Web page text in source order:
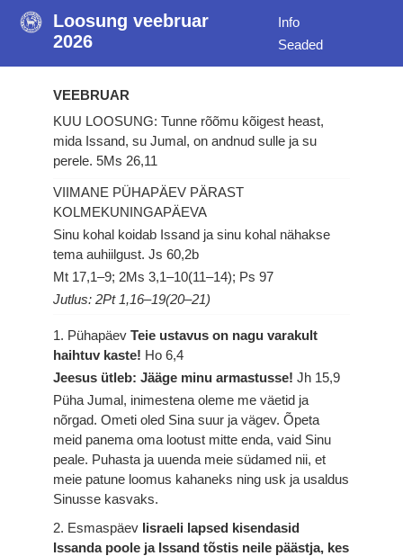
Loosung veebruar
2026
Info
Seaded
VEEBRUAR
KUU LOOSUNG: Tunne rõõmu kõigest heast,
mida Issand, su Jumal, on andnud sulle ja su
perele.5Ms 26,11
VIIMANE PÜHAPÄEV PÄRAST
KOLMEKUNINGAPÄEVA
Sinu kohal koidab Issand ja sinu kohal nähakse
tema auhiilgust.Js 60,2b
Mt 17,1–9; 2Ms 3,1–10(11–14); Ps 97
Jutlus: 2Pt 1,16–19(20–21)
1. PühapäevTeie ustavus on nagu varakult
haihtuv kaste! Ho 6,4
Jeesus ütleb: Jääge minu armastusse!Jh 15,9
Püha Jumal, inimestena oleme me väetid ja
nõrgad. Ometi oled Sina suur ja vägev. Õpeta
meid panema oma lootust mitte enda, vaid Sinu
peale. Puhasta ja uuenda meie südamed nii, et
meie patune loomus kahaneks ning usk ja usaldus
Sinusse kasvaks.
2. Esmaspäev Iisraeli lapsed kisendasid
Issanda poole ja Issand tõstis neile päästja, kes